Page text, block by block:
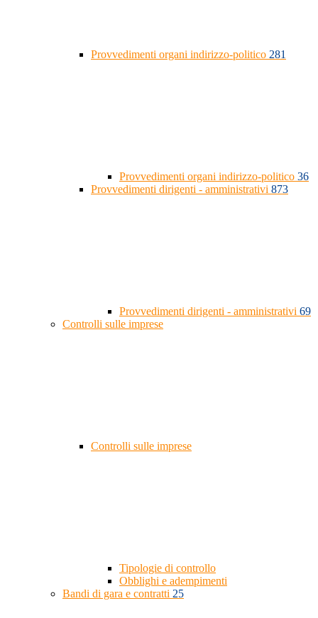
Provvedimenti organi indirizzo-politico 281
Provvedimenti organi indirizzo-politico 36
Provvedimenti dirigenti - amministrativi 873
Provvedimenti dirigenti - amministrativi 69
Controlli sulle imprese
Controlli sulle imprese
Tipologie di controllo
Obblighi e adempimenti
Bandi di gara e contratti 25